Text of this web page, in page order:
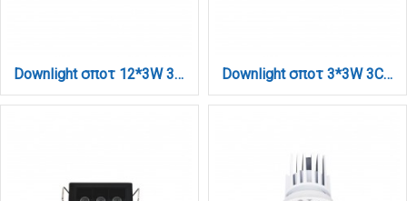
Downlight σποτ 12*3W 3CCT σε μα΄΄΄΄ύρη απόχρωση (X00210B) Downlight σποτ 3*3W 3CCT σε λευκή απόχρωση (X00190W)